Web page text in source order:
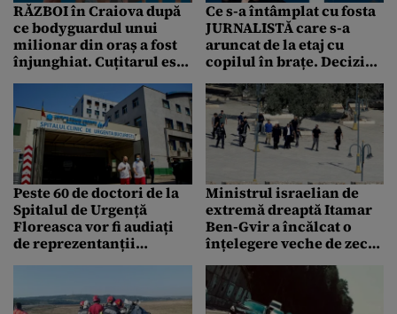
RĂZBOI în Craiova după
ce bodyguardul unui
milionar din oraș a fost
înjunghiat. Cuțitarul este
interlop deosebit de
periculos
Ce s-a întâmplat cu fosta
JURNALISTĂ care s-a
aruncat de la etaj cu
copilul în brațe. Decizie
judecătorilor
Peste 60 de doctori de la
Spitalul de Urgență
Floreasca vor fi audiați
de reprezentanții
Ministrul israelian de
extremă dreaptă Itamar
Ben-Gvir a încălcat o
înțelegere veche de zeci
complexul moscheei Al-
Aqsa